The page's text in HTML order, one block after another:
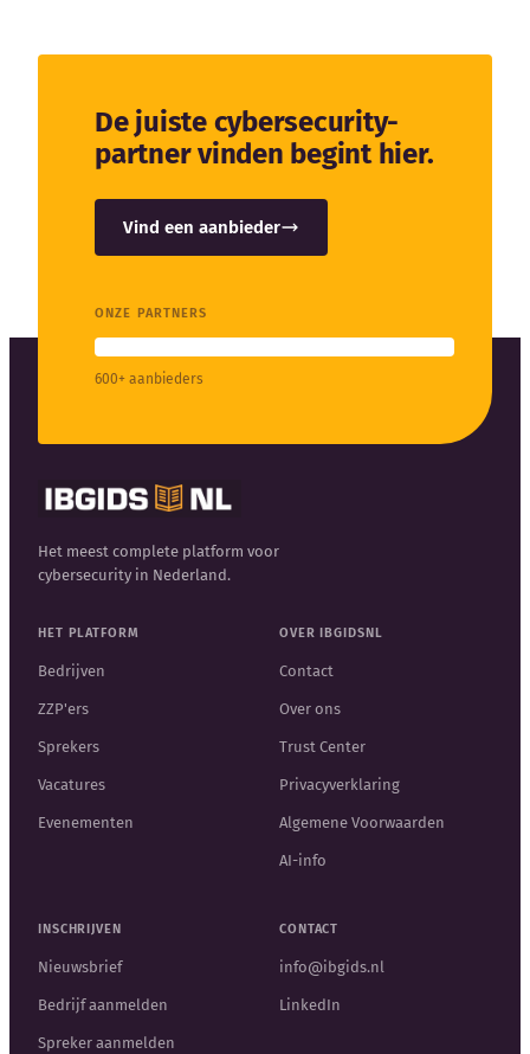
De juiste cybersecurity-
partner vinden begint hier.
Vind een aanbieder
ONZE PARTNERS
600+ aanbieders
Het meest complete platform voor
cybersecurity in Nederland.
HET PLATFORM
Bedrijven
ZZP'ers
Sprekers
Vacatures
Evenementen
OVER IBGIDSNL
Contact
Over ons
Trust Center
Privacyverklaring
Algemene Voorwaarden
AI-info
INSCHRIJVEN
Nieuwsbrief
Bedrijf aanmelden
Spreker aanmelden
CONTACT
info@ibgids.nl
LinkedIn